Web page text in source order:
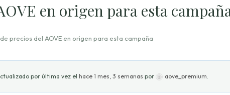
en origen para esta
precios del AOVE en origen para esta campaña
por última vez el hace 1 mes, 3 semanas por aove_premium